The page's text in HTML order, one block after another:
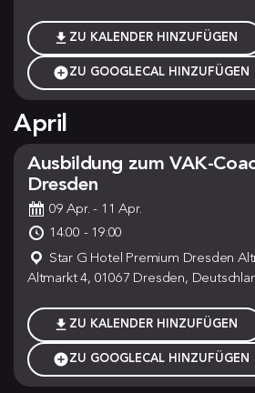
ZU KALENDER HINZUFÜGEN
ZU GOOGLECAL HINZUFÜGEN
April
Ausbildung zum VAK-
Dresden
09 Apr.- 11 Apr.
14:00 - 19:00
Star G Hotel Premium Dresden
Altmarkt 4, 01067 Dresden,
ZU KALENDER HINZUFÜGEN
ZU GOOGLECAL HINZUFÜGEN